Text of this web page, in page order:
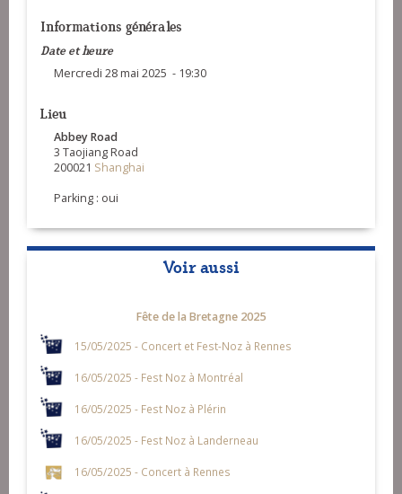
Informations générales
Date et heure
Mercredi 28 mai 2025 - 19:30
Lieu
Abbey Road
3 Taojiang Road
200021 Shanghai
Parking : oui
Voir aussi
Fête de la Bretagne 2025
15/05/2025 - Concert et Fest-Noz à Rennes
16/05/2025 - Fest Noz à Montréal
16/05/2025 - Fest Noz à Plérin
16/05/2025 - Fest Noz à Landerneau
16/05/2025 - Concert à Rennes